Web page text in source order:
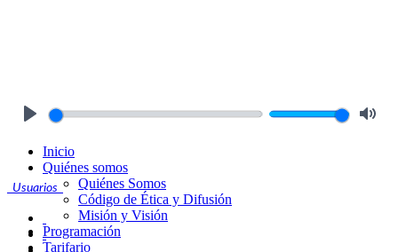
Usuarios
Inicio
Quiénes somos
Quiénes Somos
Código de Ética y Difusión
Misión y Visión
Programación
Tarifario